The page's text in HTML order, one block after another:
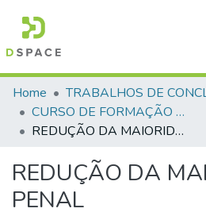
Communities & Collections
All of DSpace
Home
CURSO DE FORMAÇÃO DE PRAÇAS - CFP - 2018
REDUÇÃO DA MAIORIDADE PENAL
REDUÇÃO DA
PENAL